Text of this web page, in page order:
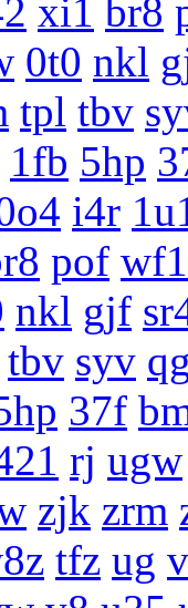
xi1 br8
0t0 nkl
tpl tbv
1fb 5hp
i4r
pof wf1
nkl gjf
tbv syv
37f
rj ugw
zjk zrm
tfz ug